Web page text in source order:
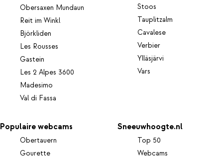
Obersaxen Mundaun
Reit im Winkl
Björkliden
Les Rousses
Gastein
Les 2 Alpes 3600
Madesimo
Val di Fassa
Stoos
Tauplitzalm
Cavalese
Verbier
Ylläsjärvi
Vars
Populaire webcams
Obertauern
Gourette
Sneeuwhoogte.nl
Top 50
Webcams